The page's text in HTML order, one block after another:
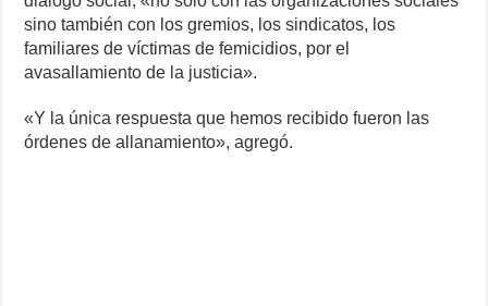
sino también con los gremios, los sindicatos, los
familiares de víctimas de femicidios, por el
avasallamiento de la justicia».
«Y la única respuesta que hemos recibido fueron las
órdenes de allanamiento», agregó.